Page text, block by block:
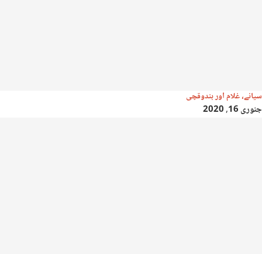
سیانے، غلام اور بندوقچی
جنوری 16, 2020